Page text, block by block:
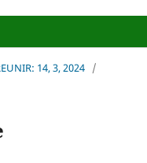
14, 3, 2024 /